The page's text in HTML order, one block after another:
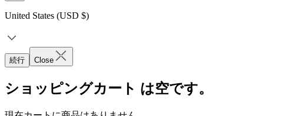
United States (USD $)
続行 Close
ショッピングカート は空です。